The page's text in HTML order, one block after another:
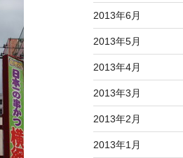
2013年6月
2013年5月
2013年4月
2013年3月
2013年2月
2013年1月